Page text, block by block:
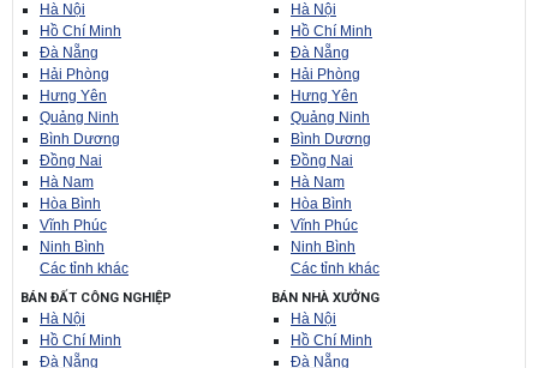
Hà Nội
Hồ Chí Minh
Đà Nẵng
Hải Phòng
Hưng Yên
Quảng Ninh
Bình Dương
Đồng Nai
Hà Nam
Hòa Bình
Vĩnh Phúc
Ninh Bình
Các tỉnh khác
Hà Nội
Hồ Chí Minh
Đà Nẵng
Hải Phòng
Hưng Yên
Quảng Ninh
Bình Dương
Đồng Nai
Hà Nam
Hòa Bình
Vĩnh Phúc
Ninh Bình
Các tỉnh khác
BÁN ĐẤT CÔNG NGHIỆP
Hà Nội
Hồ Chí Minh
Đà Nẵng
BÁN NHÀ XƯỞNG
Hà Nội
Hồ Chí Minh
Đà Nẵng